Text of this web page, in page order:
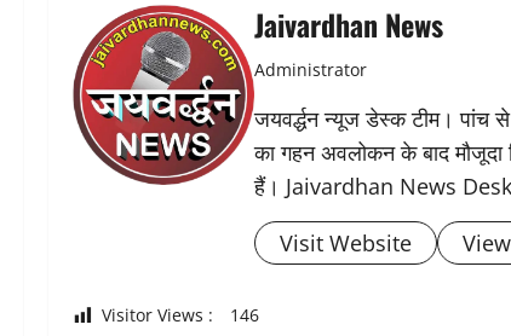
Jaivardhan News
Administrator
जयवर्द्धन न्यूज डेस्क टीम। पांच
का गहन अवलोकन के बाद मौजूदा
हैं। Jaivardhan News
Visit Website
Visitor Views : 146